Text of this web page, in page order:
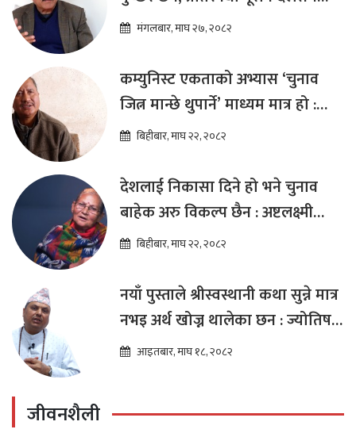
हुन्छ : डा.प्रकाश शरण महत
मंगलबार, माघ २७, २०८२
कम्युनिस्ट एकताको अभ्यास ‘चुनाव
जित्न मान्छे थुपार्ने’ माध्यम मात्र हो :
विप्लव
बिहीबार, माघ २२, २०८२
देशलाई निकासा दिने हो भने चुनाव
बाहेक अरु विकल्प छैन : अष्टलक्ष्मी
शाक्यबिहीबार, माघ २२, २०८२
नयाँ पुस्ताले श्रीस्वस्थानी कथा सुन्ने मात्र
नभइ अर्थ खोज्न थालेका छन : ज्योतिष
तारा लोचन न्यौपाने
आइतबार, माघ १८, २०८२
जीवनशैली